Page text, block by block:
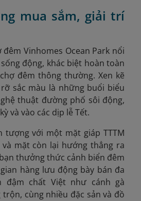
mua sắm, giải trí
Vinhomes Ocean Park nổi
động, khác biệt hoàn toàn
đêm thông thường. Xen kẽ
sắc màu là những buổi biểu
thuật đường phố sôi động,
và vào các dịp lễ Tết.
tượng với một mặt giáp TTTM
và mặt còn lại hướng thẳng ra
thưởng thức cảnh biển đêm
hàng lưu động bày bán đa
đậm chất Việt như cánh gà
cùng nhiều đặc sản và đồ